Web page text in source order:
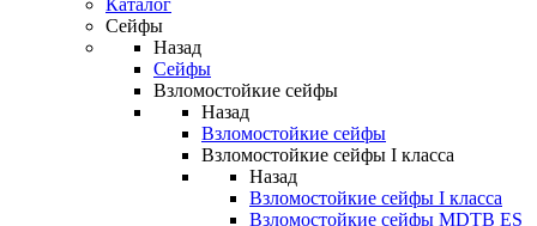
Каталог
Сейфы
Назад
Сейфы
Взломостойкие сейфы
Назад
Взломостойкие сейфы
Взломостойкие сейфы I класса
Назад
Взломостойкие сейфы I класса
Взломостойкие сейфы MDTB ES